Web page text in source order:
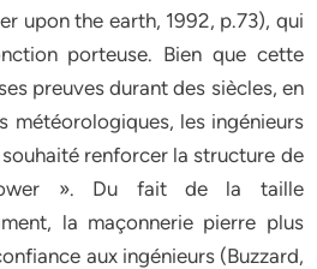
upon the earth, 1992, p.73), qui
porteuse. Bien que cette
preuves durant des siècles, en
météorologiques, les ingénieurs
renforcer la structure de
». Du fait de la taille
la maçonnerie pierre plus
aux ingénieurs (Buzzard,